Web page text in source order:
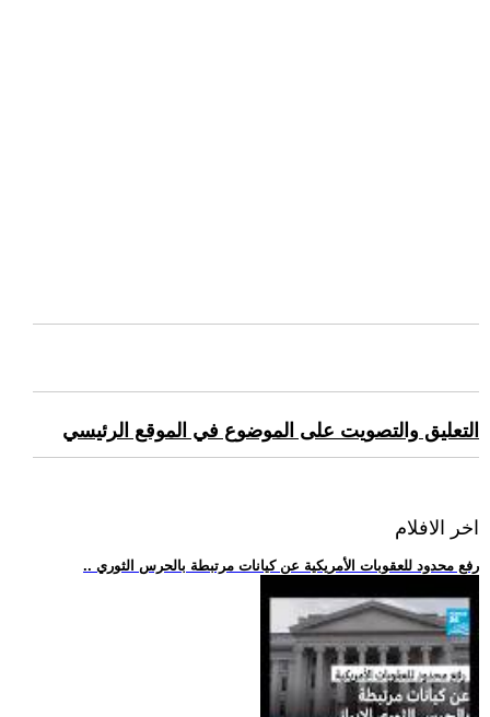
التعليق والتصويت على الموضوع في الموقع الرئيسي
اخر الافلام
.. رفع محدود للعقوبات الأمريكية عن كيانات مرتبطة بالحرس الثوري